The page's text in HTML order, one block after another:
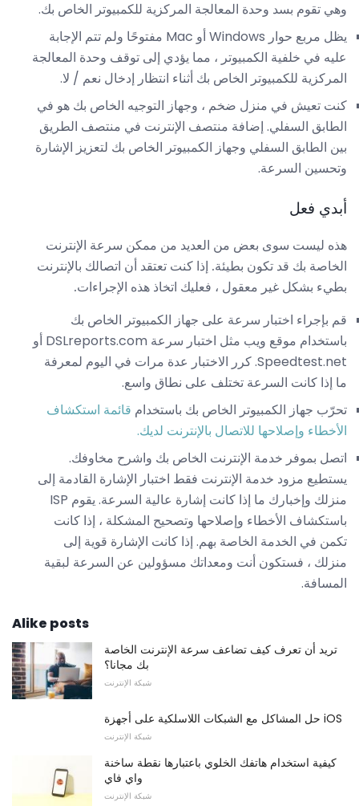
وهي تقوم بسد وحدة المعالجة المركزية للكمبيوتر الخاص بك.
يظل مربع حوار Windows أو Mac مفتوحًا ولم تتم الإجابة
عليه في خلفية الكمبيوتر ، مما يؤدي إلى توقف وحدة المعالجة
المركزية للكمبيوتر الخاص بك أثناء انتظار إدخال نعم / لا.
كنت تعيش في منزل ضخم ، وجهاز التوجيه الخاص بك هو في
الطابق السفلي. إضافة منتصف الإنترنت في منتصف الطريق
بين الطابق السفلي وجهاز الكمبيوتر الخاص بك لتعزيز الإشارة
وتحسين السرعة.
أبدي فعل
هذه ليست سوى بعض من العديد من ممكن سرعة الإنترنت
الخاصة بك قد تكون بطيئة. إذا كنت تعتقد أن اتصالك بالإنترنت
بطيء بشكل غير معقول ، فعليك اتخاذ هذه الإجراءات.
قم بإجراء اختبار سرعة على جهاز الكمبيوتر الخاص بك
باستخدام موقع ويب مثل اختبار سرعة DSLreports.com أو
Speedtest.net. كرر الاختبار عدة مرات في اليوم لمعرفة
ما إذا كانت السرعة تختلف على نطاق واسع.
تحرّب جهاز الكمبيوتر الخاص بك باستخدام قائمة استكشاف
الأخطاء وإصلاحها للاتصال بالإنترنت لديك.
اتصل بموفر خدمة الإنترنت الخاص بك واشرح مخاوفك.
يستطيع مزود خدمة الإنترنت فقط اختبار الإشارة القادمة إلى
منزلك وإخبارك ما إذا كانت إشارة عالية السرعة. يقوم ISP
باستكشاف الأخطاء وإصلاحها وتصحيح المشكلة ، إذا كانت
تكمن في الخدمة الخاصة بهم. إذا كانت الإشارة قوية إلى
منزلك ، فستكون أنت ومعداتك مسؤولين عن السرعة لبقية
المسافة.
Alike posts
تريد أن تعرف كيف تضاعف سرعة الإنترنت الخاصة
بك مجانا؟
شبكة الإنترنت
حل المشاكل مع الشبكات اللاسلكية على أجهزة iOS
شبكة الإنترنت
كيفية استخدام هاتفك الخلوي باعتبارها نقطة ساخنة
واي فاي
شبكة الإنترنت